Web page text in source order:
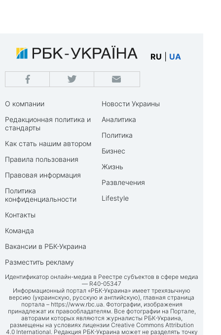
RU UA
О компании
Редакционная политика и
стандарты
Как стать нашим автором
Правила пользования
Правовая информация
Политика
конфиденциальности
Контакты
Команда
Вакансии в РБК-Украина
Разместить рекламу
Новости Украины
Аналитика
Политика
Бизнес
Жизнь
Развлечения
Lifestyle
Идентификатор онлайн-медиа в Реестре субъектов в сфере медиа
— R40-05347
Информационный портал «РБК-Украина» имеет трехязычную
версию (украинскую, русскую и английскую), главная страница
портала – https://www.rbc.ua. Фотографии, изображения
принадлежат их правообладателям. Все фотографии на Портале,
авторами которых являются журналисты РБК-Украина,
размещены на условиях лицензии Creative Commons Attribution
4.0 International. Редакция РБК-Украина может не разделять точку